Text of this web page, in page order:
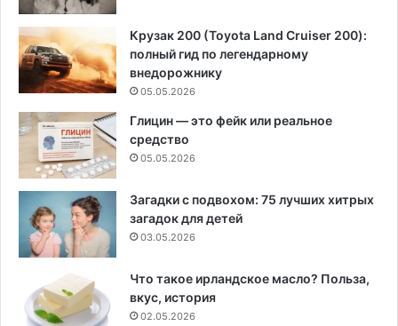
Крузак 200 (Toyota Land Cruiser 200):
полный гид по легендарному
внедорожнику
05.05.2026
Глицин — это фейк или реальное
средство
05.05.2026
Загадки с подвохом: 75 лучших хитрых
загадок для детей
03.05.2026
Что такое ирландское масло? Польза,
вкус, история
02.05.2026